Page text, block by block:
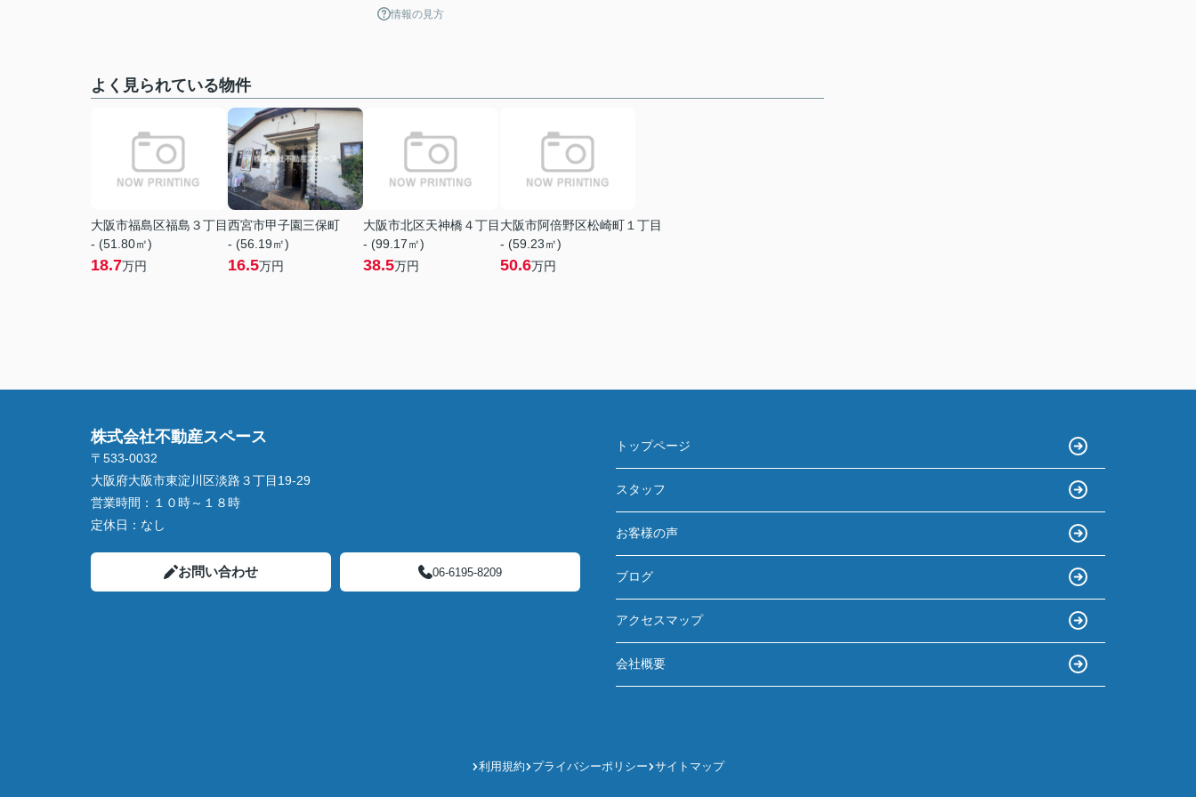
情報の見方
よく見られている物件
大阪市福島区福島３丁目
- (51.80㎡)
18.7万円
西宮市甲子園三保町
- (56.19㎡)
16.5万円
大阪市北区天神橋４丁目
- (99.17㎡)
38.5万円
大阪市阿倍野区松崎町１丁目
- (59.23㎡)
50.6万円
株式会社不動産スペース
〒533-0032
大阪府大阪市東淀川区淡路３丁目19-29
営業時間： １０時～１８時
定休日： なし
お問い合わせ 06-6195-8209
トップページ
スタッフ
お客様の声
ブログ
アクセスマップ
会社概要
利用規約 プライバシーポリシー サイトマップ